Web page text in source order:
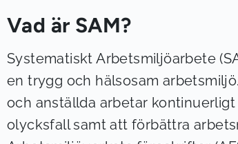
Vad är SAM?
Systematiskt Arbetsmiljöarbete
en trygg och hälsosam
och anställda arbetar
olycksfall samt att förbättra